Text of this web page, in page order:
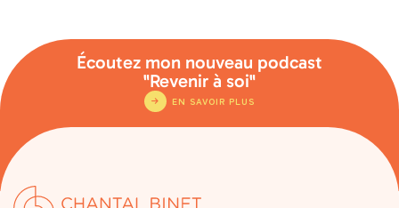
Écoutez mon nouveau podcast
"Revenir à soi"
EN SAVOIR PLUS